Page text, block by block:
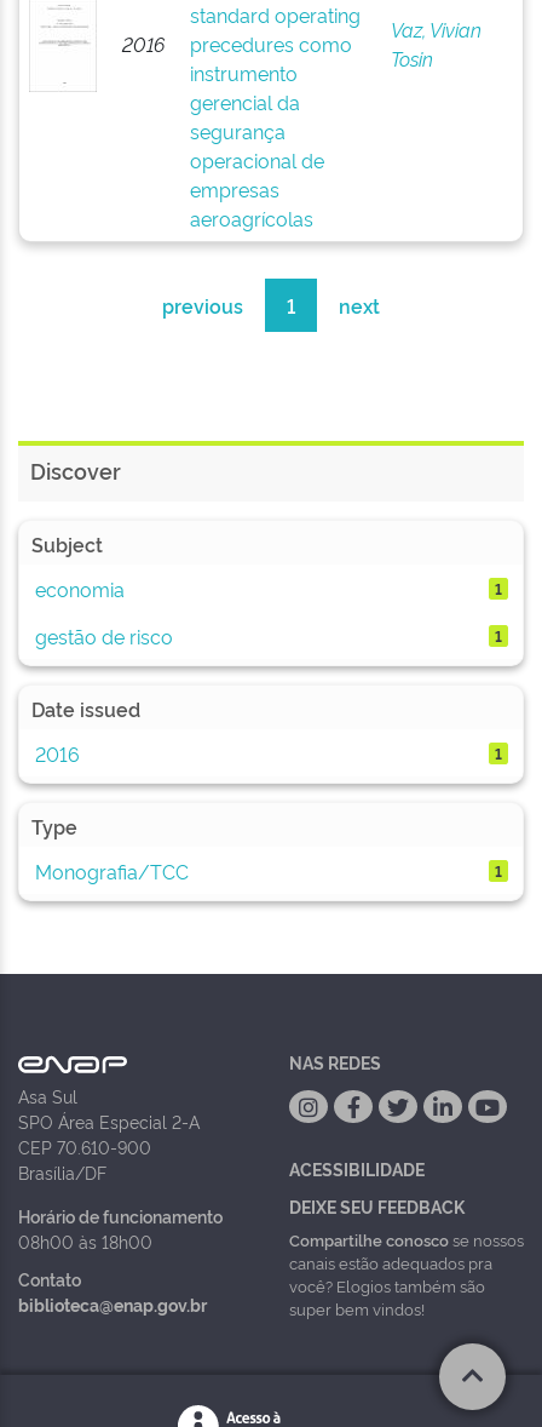
2016
standard operating
precedures como
instrumento
gerencial da
segurança
operacional de
empresas
aeroagrícolas
Vaz, Vivian
Tosin
previous 1 next
Discover
Subject
economia
1
gestão de risco 1
Date issued
2016
1
Type
Monografia/TCC
1
Asa Sul
SPO Área Especial 2-A
CEP 70.610-900
Brasília/DF
Horário de funcionamento
08h00 às 18h00
Contato
biblioteca@enap.gov.br
NAS REDES
ACESSIBILIDADE
DEIXE SEU FEEDBACK
Compartilhe conoscose nossos
canais estão adequados pra
você? Elogios também são
super bem vindos!